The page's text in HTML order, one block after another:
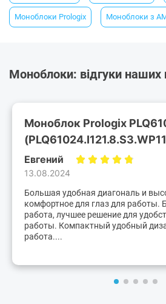
Моноблоки Prologix Моноблоки з
Моноблоки: відгуки наших
Моноблок Prologix
Евгений
13.08.2024
Большая удобная диагональ и
комфортное для глаз для работы.
работа, лучшее решение для
работы. Компактный удобный
работа....